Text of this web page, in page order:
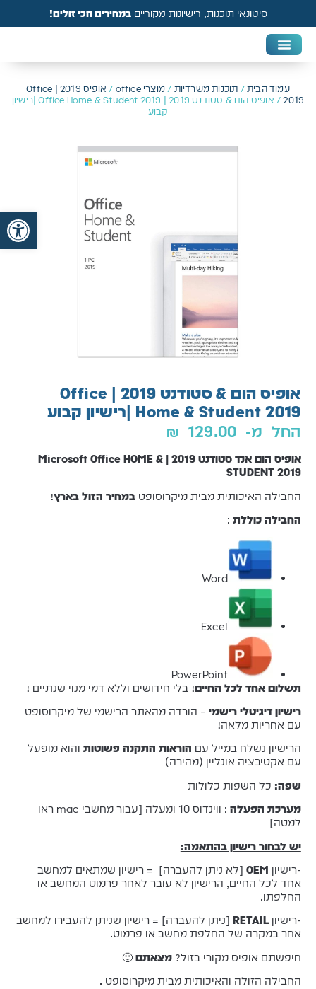
סיטונאי תוכנות, רישיונות מקורייםבמחירים הכי זולים!
עמוד הבית/ תוכנות משרדיות /מוצרי office /
אופיס 2019 | Office
2019
/ אופיס הום & סטודנט 2019 | Office Home & Student 2019 |רישיון
קבוע
אופיס הום & סטודנט 2019 | Office
Home & Student 2019 |רישיון קבוע
החל מ-
₪ 129.00
אופיס הום אנד סטודנט 2019 | Microsoft Office HOME &
STUDENT 2019
החבילה האיכותית מבית מיקרוסופטבמחיר הזול בארץ!
החבילה כוללת :
Word
Excel
PowerPoint
תשלום אחד לכל החיים! בלי חידושים וללא דמי מנוי שנתיים !
רישיון דיגיטלי רישמי – הורדה מהאתר הרישמי של מיקרוסופט
עם אחריות מלאה!
הרישיון נשלח במייל עם הוראות התקנה פשוטות והוא מופעל
עם אקטיבציה אונליין (מהירה)
שפה: כל השפות כלולות
מערכת הפעלה
: ווינדוס 10 ומעלה [עבור מחשבי mac ראו
למטה]
יש לבחור רישיון בהתאמה:
-רישיון OEM [לא ניתן להעברה] = רישיון שמתאים למחשב
אחד לכל החיים, הרישיון לא עובר לאחר פרמוט המחשב או
החלפתו.
-רישיוןRETAIL [ניתן להעברה] = רישיון שניתן להעבירו למחשב
אחר במקרה של החלפת מחשב או פרמוט.
חיפשתם אופיס מקורי בזול?מצאתם 🙂
החבילה הזולה והאיכותית מבית מיקרוסופט .